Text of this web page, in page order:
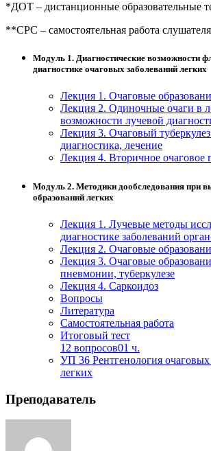
*ДОТ – дистанционные образовательные
**СРС – самостоятельная работа слушателя
Модуль 1. Диагностические возможности
диагностике очаговых заболеваний легких
Лекция 1. Очаговые
Лекция 2. Одиночные очаги в
возможности лучевой
Лекция 3. Очаговый
диагностика, лечение
Лекция 4. Вторичное очаговое
Модуль 2. Методики дообследования при
образований легких
Лекция 1. Лучевые методы
диагностике заболеваний
Лекция 2. Очаговые
Лекция 3. Очаговые
пневмонии, туберкулезе
Лекция 4. Саркоидоз
Вопросы
Литература
Самостоятельная работа
Итоговый тест
12 вопросов01 ч.
УП 36 Рентгенология очаговых
легких
Преподаватель